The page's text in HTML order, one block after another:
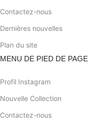
Contactez-nous
Dernières nouvelles
Plan du site
MENU DE PIED DE PAGE
Profil Instagram
Nouvelle Collection
Contactez-nous